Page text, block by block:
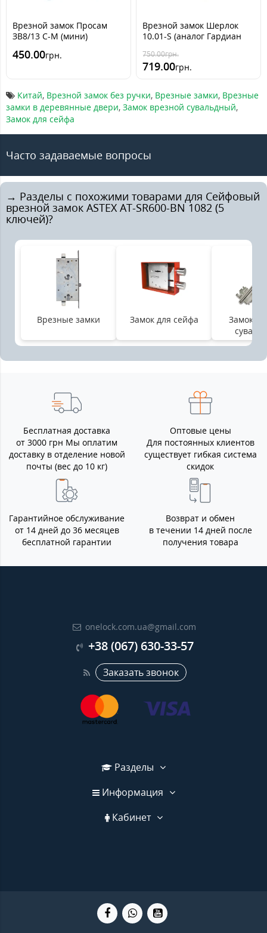
Врезной замок Просам
ЗВ8/13 С-М (мини)
450.00грн.
Врезной замок Шерлок
10.01-S (аналог Гардиан
750.00грн.
719.00грн.
Китай, Врезной замок без ручки, Врезные замки, Врезные
замки в деревянные двери, Замок врезной сувальдный,
Замок для сейфа
Часто задаваемые вопросы
→ Разделы с похожими товарами для Сейфовый
врезной замок ASTEX AT-SR600-BN 1082 (5
ключей)?
Врезные замки Замок для сейфа
Замок
Бесплатная доставка
от 3000 грн Мы оплатим
доставку в отделение новой
почты (вес до 10 кг)
Оптовые цены
Для постоянных клиентов
существует гибкая система
скидок
Гарантийное обслуживание
от 14 дней до 36 месяцев
бесплатной гарантии
Возврат и обмен
в течении 14 дней после
получения товара
onelock.com.ua@gmail.com
+38 (067) 630-33-57
Заказать звонок
Разделы
Информация
Кабинет